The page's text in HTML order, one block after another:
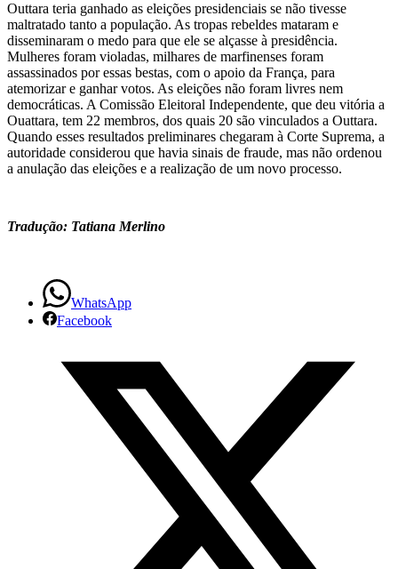
Outtara teria ganhado as eleições presidenciais se não tivesse
maltratado tanto a população. As tropas rebeldes mataram e
disseminaram o medo para que ele se alçasse à presidência.
Mulheres foram violadas, milhares de marfinenses foram
assassinados por essas bestas, com o apoio da França, para
atemorizar e ganhar votos. As eleições não foram livres nem
democráticas. A Comissão Eleitoral Independente, que deu vitória a
Ouattara, tem 22 membros, dos quais 20 são vinculados a Outtara.
Quando esses resultados preliminares chegaram à Corte Suprema, a
autoridade considerou que havia sinais de fraude, mas não ordenou
a anulação das eleições e a realização de um novo processo.
Tradução: Tatiana Merlino
WhatsApp
Facebook